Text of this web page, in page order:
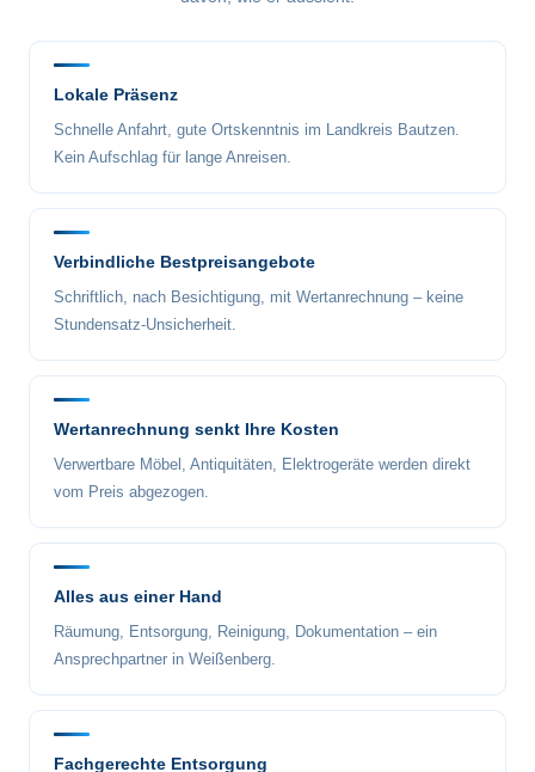
Lokale Präsenz
Schnelle Anfahrt, gute Ortskenntnis im Landkreis Bautzen.
Kein Aufschlag für lange Anreisen.
Verbindliche Bestpreisangebote
Schriftlich, nach Besichtigung, mit Wertanrechnung – keine
Stundensatz-Unsicherheit.
Wertanrechnung senkt Ihre Kosten
Verwertbare Möbel, Antiquitäten, Elektrogeräte werden direkt
vom Preis abgezogen.
Alles aus einer Hand
Räumung, Entsorgung, Reinigung, Dokumentation – ein
Ansprechpartner in Weißenberg.
Fachgerechte Entsorgung